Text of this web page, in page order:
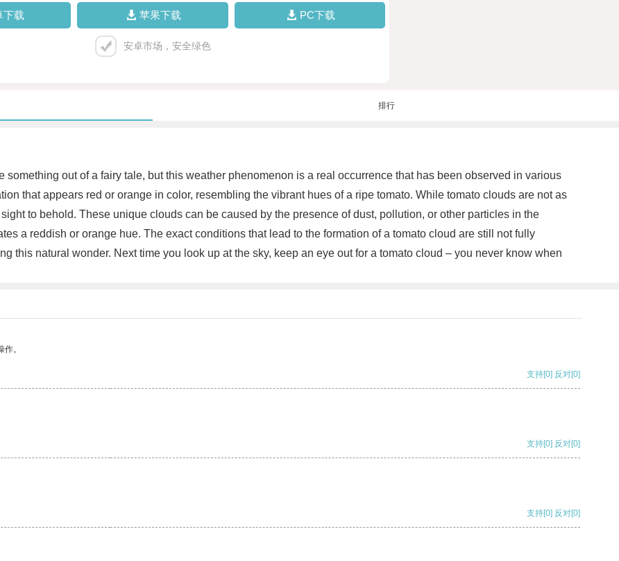
下载 苹果下载 PC下载
安卓市场，安全绿色
排行
something out of a fairy tale, but this weather phenomenon is a real occurrence that has been observed in various
that appears red or orange in color, resembling the vibrant hues of a ripe tomato. While tomato clouds are not as
to behold. These unique clouds can be caused by the presence of dust, pollution, or other particles in the
a reddish or orange hue. The exact conditions that lead to the formation of a tomato cloud are still not fully
this natural wonder. Next time you look up at the sky, keep an eye out for a tomato cloud – you never know when
。
支持[0] 反对[0]
支持[0] 反对[0]
支持[0] 反对[0]